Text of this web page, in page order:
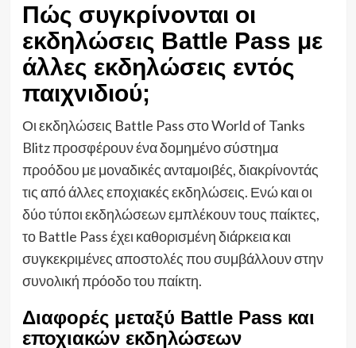
Πώς συγκρίνονται οι
εκδηλώσεις Battle Pass με
άλλες εκδηλώσεις εντός
παιχνιδιού;
Οι εκδηλώσεις Battle Pass στο World of Tanks
Blitz προσφέρουν ένα δομημένο σύστημα
προόδου με μοναδικές ανταμοιβές, διακρίνοντάς
τις από άλλες εποχιακές εκδηλώσεις. Ενώ και οι
δύο τύποι εκδηλώσεων εμπλέκουν τους παίκτες,
το Battle Pass έχει καθορισμένη διάρκεια και
συγκεκριμένες αποστολές που συμβάλλουν στην
συνολική πρόοδο του παίκτη.
Διαφορές μεταξύ Battle Pass και
εποχιακών εκδηλώσεων